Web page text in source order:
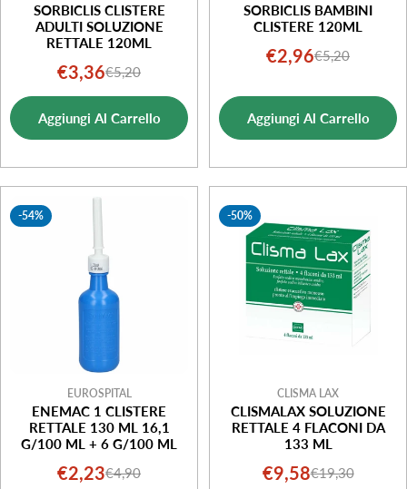
SORBICLIS CLISTERE
ADULTI SOLUZIONE
RETTALE 120ML
Prezzo
di
vendita
€3,36Prezzo
normale
€5,20
Aggiungi Al Carrello
SORBICLIS BAMBINI
CLISTERE 120ML
Prezzo
vendita
€2,96Prezzo
€5,20
Aggiungi Al Carrello
-54%
EUROSPITAL
ENEMAC 1 CLISTERE
RETTALE 130 ML 16,1
G/100 ML + 6 G/100 ML
Prezzo
€2,23Prezzo
€4,90
-50%
CLISMA LAX
CLISMALAX SOLUZIONE
RETTALE 4 FLACONI DA
133 ML
Prezzo
€9,58Prezzo
€19,30